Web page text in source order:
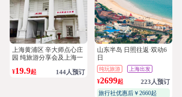
上海黄浦区 辛大师点心庄
园 纯旅游分享会及上海一
¥19.9起 144人预订
山东半岛 日照往返·双动6
日
纯玩旅游 上海出发
¥2699起 223人预订
旅行社优惠后￥2660起